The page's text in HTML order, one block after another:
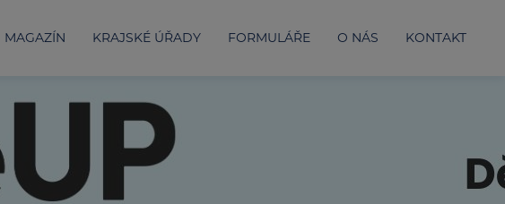
MAGAZÍN KRAJSKÉ ÚŘADY FORMULÁŘE O NÁS KONTAKT